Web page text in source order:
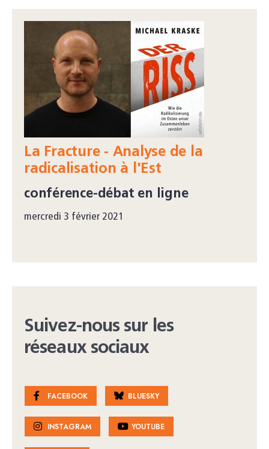
La Fracture - Analyse de la
radicalisation à l'Est
conférence-débat en ligne
mercredi 3 février 2021
Suivez-nous sur les
réseaux sociaux
FACEBOOK BLUESKY
INSTAGRAM YOUTUBE